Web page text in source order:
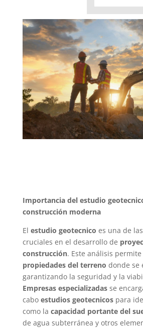
Importancia del estudio
construcción moderna
El estudio geotecnico es una de
cruciales en el desarrollo de
construcción. Este análisis
propiedades del terreno donde se
garantizando la seguridad y la
Empresas especializadasse
cabo estudios geotecnicospara
como la capacidad portante del
de agua subterránea y otros